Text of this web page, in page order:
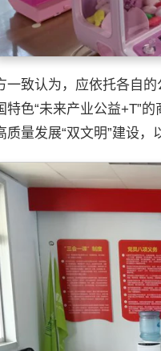
一致认为，应依托各自
特色“未来产业公益+T”
质量发展“双文明”建设